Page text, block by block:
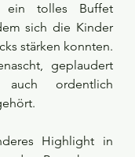
ein tolles Buffet
sich die Kinder
stärken konnten.
geplaudert
ordentlich
Highlight in